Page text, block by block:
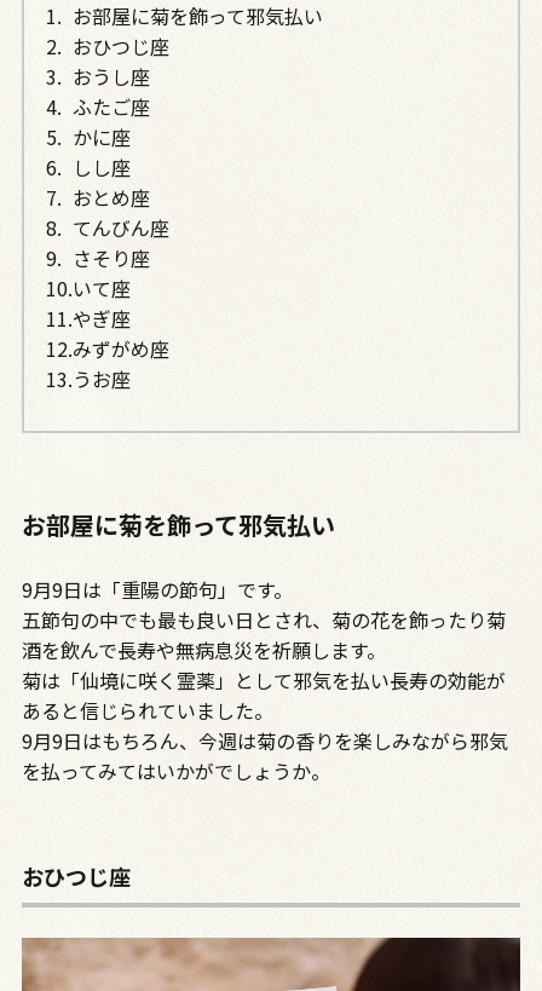
お部屋に菊を飾って邪気払い
おひつじ座
おうし座
ふたご座
かに座
しし座
おとめ座
てんびん座
さそり座
いて座
やぎ座
みずがめ座
うお座
お部屋に菊を飾って邪気払い
9月9日は「重陽の節句」です。
五節句の中でも最も良い日とされ、菊の花を飾ったり菊
酒を飲んで長寿や無病息災を祈願します。
菊は「仙境に咲く霊薬」として邪気を払い長寿の効能が
あると信じられていました。
9月9日はもちろん、今週は菊の香りを楽しみながら邪気
を払ってみてはいかがでしょうか。
おひつじ座